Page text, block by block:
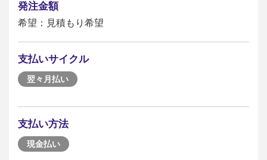
発注金額
希望：見積もり希望
支払いサイクル
翌々月払い
支払い方法
現金払い